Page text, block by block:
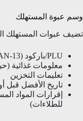
وسم عبوة المستهلك
تضيف عبوات المستهلك
PLU/باركود (EAN-13 أو خاص بالبائع)
معلومات غذائية
تعليمات التخزين
تاريخ الأفضل قبل أو
إقرارات المواد
للطلاءات)